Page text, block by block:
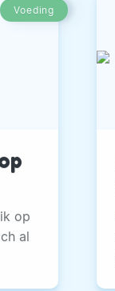
Voeding
op
al